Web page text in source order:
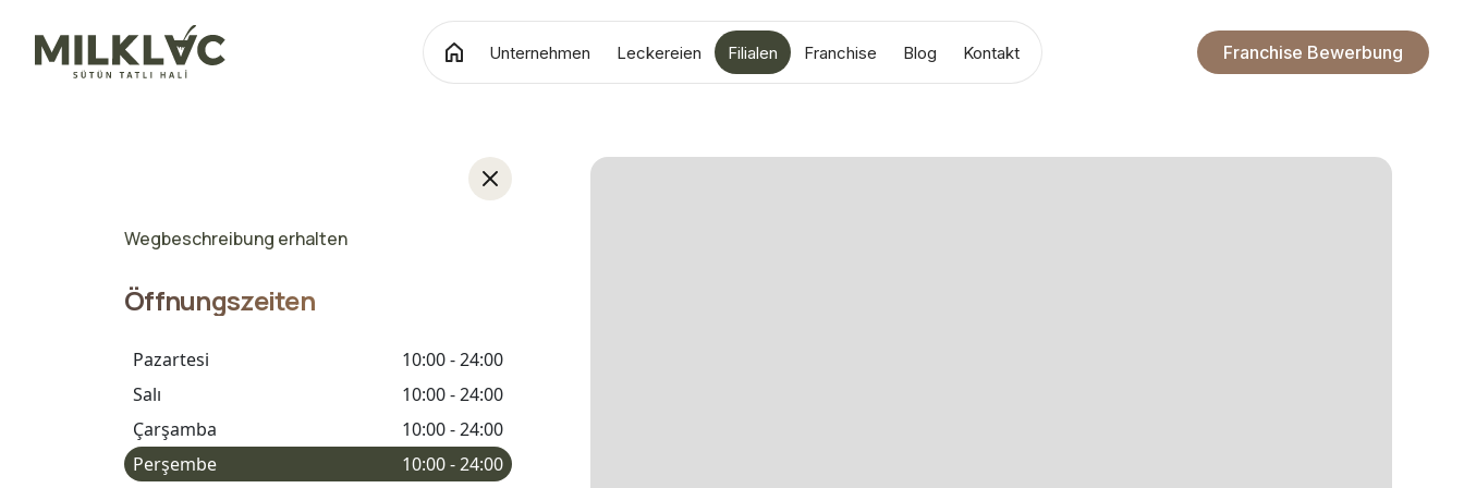
Unternehmen Leckereien Filialen Franchise Blog Kontakt Franchise Bewerbung
Wegbeschreibung erhalten
Öffnungszeiten
Pazartesi
10:00 - 24:00
Salı
10:00 - 24:00
Çarşamba
10:00 - 24:00
Perşembe
10:00 - 24:00